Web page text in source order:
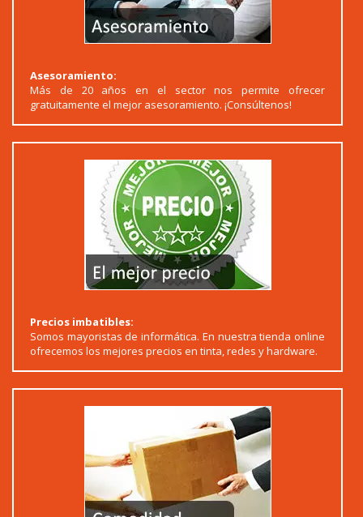
Asesoramiento:
Más de 20 años en el sector nos permite ofrecer
gratuitamente el mejor asesoramiento. ¡Consúltenos!
Precios imbatibles:
Somos mayoristas de informática. En nuestra tienda online
ofrecemos los mejores precios en tinta, redes y hardware.